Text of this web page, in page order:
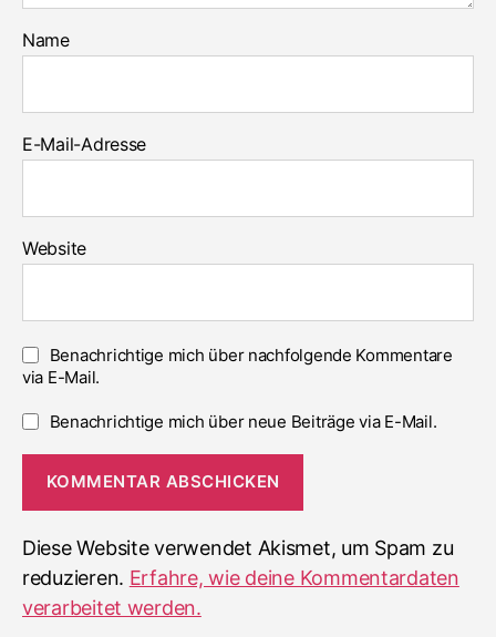
Name
E-Mail-Adresse
Website
Benachrichtige mich über nachfolgende Kommentare
via E-Mail.
Benachrichtige mich über neue Beiträge via E-Mail.
Diese Website verwendet Akismet, um Spam zu
reduzieren. Erfahre, wie deine Kommentardaten
verarbeitet werden.